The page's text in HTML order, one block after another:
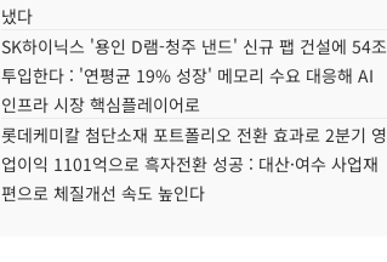
냈다
SK하이닉스 '용인 D램-청주 낸드' 신규 팹 건설에 54조
투입한다 : '연평균 19% 성장' 메모리 수요 대응해 AI
인프라 시장 핵심플레이어로
롯데케미칼 첨단소재 포트폴리오 전환 효과로 2분기 영
업이익 1101억으로 흑자전환 성공 : 대산·여수 사업재
편으로 체질개선 속도 높인다